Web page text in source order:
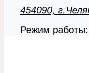
454090,
Режим